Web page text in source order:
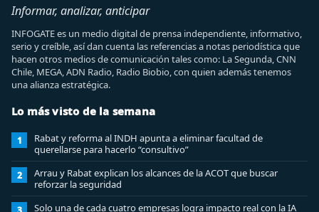
Informar, analizar, anticipar
INFOGATE es un medio digital de prensa independiente, informativo,
serio y creíble, así dan cuenta las referencias a notas periodística que
hacen otros medios de comunicación tales como: La Segunda, CNN
Chile, MEGA, ADN Radio, Radio Biobio, con quien además tenemos
una alianza estratégica.
Lo más visto de la semana
1
Rabat y reforma al INDH apunta a eliminar facultad de
querellarse para hacerlo “consultivo”
2
Arrau y Rabat explican los alcances de la ACOT que buscar
reforzar la seguridad
Solo una de cada cuatro empresas logra impacto real con la IA